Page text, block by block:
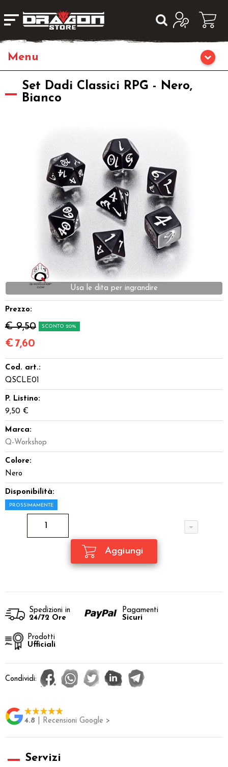
Home
Fumetti & Romanzi
Giochi di Carte Collezionabili
Accessori
Giocattoli e Gadget
Set Dadi Classici RPG - Nero,
Bianco
Usa le dita per ingrandire
Prezzo:
€ 9,50 SCONTO 20%
€ 7,60
Cod. art.:
QSCLE01
P. Listino:
9,50 €
Marca:
Q-Workshop
Colore:
Nero
Disponibilità:
PROSSIMAMENTE
Spedizioni in
24/72 Ore
Pagamenti
Sicuri
Prodotti
Ufficiali
Condividi:
4.8 | Recensioni Google >
Servizi